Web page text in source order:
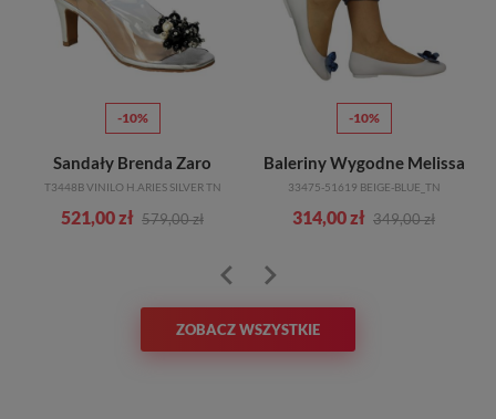
-10%
Sandały Brenda Zaro
T3448B VINILO H.ARIES SILVER TN
521,00 zł 579,00 zł
-10%
Baleriny Wygodne Melissa
33475-51619 BEIGE-BLUE_TN
314,00 zł 349,00 zł
ZOBACZ WSZYSTKIE